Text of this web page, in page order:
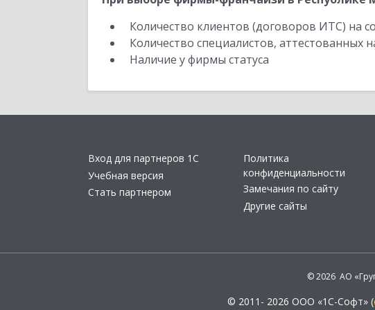
Количество клиентов (договоров ИТС) на
Количество специалистов, аттестованных
Наличие у фирмы статуса
Вход для партнеров 1С
Учебная версия
Стать партнером
Политика
конфиденциальности
Замечания по сайту
Другие сайты
© 2026 АО
© 2011- 2026 ООО «1С-Софт» (